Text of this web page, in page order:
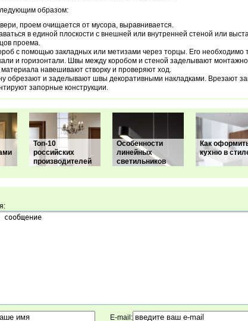
образом:
проем очищается от мусора, выравнивается.
в единой плоскости с внешней или внутренней стеной или
проема.
с помощью закладных или метизами через торцы. Его необходимо
и горизонтали. Швы между коробом и стеной заделывают
навешивают створку и проверяют ход.
обрезают и заделывают швы декоративными накладками. Врезают
запорные конструкции.
Топ-10
российских
производителей
Особенности
линейных
светильников
Как
кухню в
E-mail: